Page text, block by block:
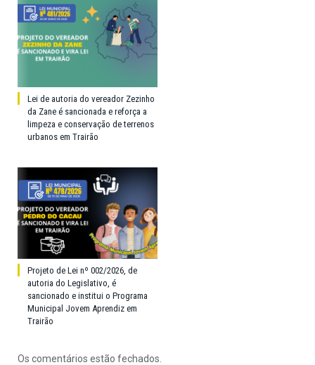
Lei de autoria do vereador Zezinho
da Zane é sancionada e reforça a
limpeza e conservação de terrenos
urbanos em Trairão
Projeto de Lei nº 002/2026, de
autoria do Legislativo, é
sancionado e institui o Programa
Municipal Jovem Aprendiz em
Trairão
Os comentários estão fechados.